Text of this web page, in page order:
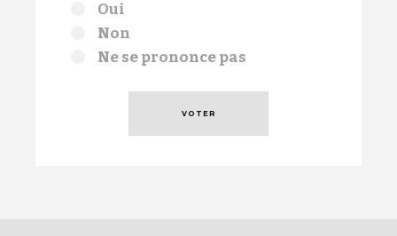
ChoixOui
Non
Ne se prononce pas